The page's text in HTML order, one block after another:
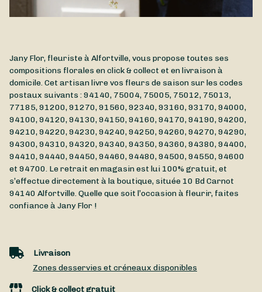
Jany Flor, fleuriste à Alfortville, vous propose toutes ses
compositions florales en click & collect et en livraison à
domicile. Cet artisan livre vos fleurs de saison sur les codes
postaux suivants : 94140, 75004, 75005, 75012, 75013,
77185, 91200, 91270, 91560, 92340, 93160, 93170, 94000,
94100, 94120, 94130, 94150, 94160, 94170, 94190, 94200,
94210, 94220, 94230, 94240, 94250, 94260, 94270, 94290,
94300, 94310, 94320, 94340, 94350, 94360, 94380, 94400,
94410, 94440, 94450, 94460, 94480, 94500, 94550, 94600
et 94700. Le retrait en magasin est lui 100% gratuit, et
s’effectue directement à la boutique, située 10 Bd Carnot
94140 Alfortville. Quelle que soit l’occasion à fleurir, faites
confiance à Jany Flor !
Livraison
Zones desservies et créneaux disponibles
Click & collect gratuit